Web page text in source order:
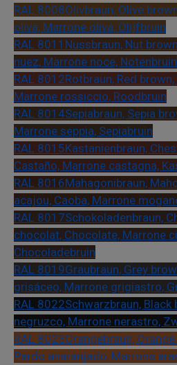
RAL 8008Olivbraun, Olive
oliva, Marrone oliva, Olijfbruin
RAL 8011 Nussbraun, Nut
nuez, Marrone noce, Notenbruin
RAL 8012Rotbraun, Red
Marrone rossiccio, Roodbruin
RAL 8014Sepiabraun, Sepia
Marrone seppia, Sepiabruin
RAL 8015Kastanienbraun,
Castaño, Marrone castagna,
RAL 8016Mahagonibraun,
acajou, Caoba, Marrone
RAL 8017Schokoladenbraun,
chocolat, Chocolate, Marrone
Chocoladebruin
RAL 8019Graubraun, Grey
grisáceo, Marrone grigiastro,
RAL 8022Schwarzbraun, Black
negruzco, Marrone nerastro,
RAL 8023Orangebraun,
Pardo anaranjado, Marrone